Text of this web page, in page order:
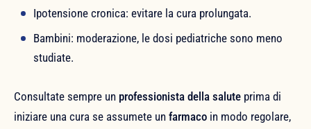
Ipotensione cronica: evitare la cura prolungata.
Bambini: moderazione, le dosi pediatriche sono meno
studiate.
Consultate sempre un professionista della salute prima di
iniziare una cura se assumete un farmaco in modo regolare,